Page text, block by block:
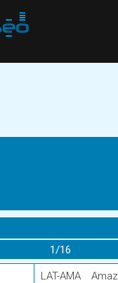
1/16
LAT-AMA